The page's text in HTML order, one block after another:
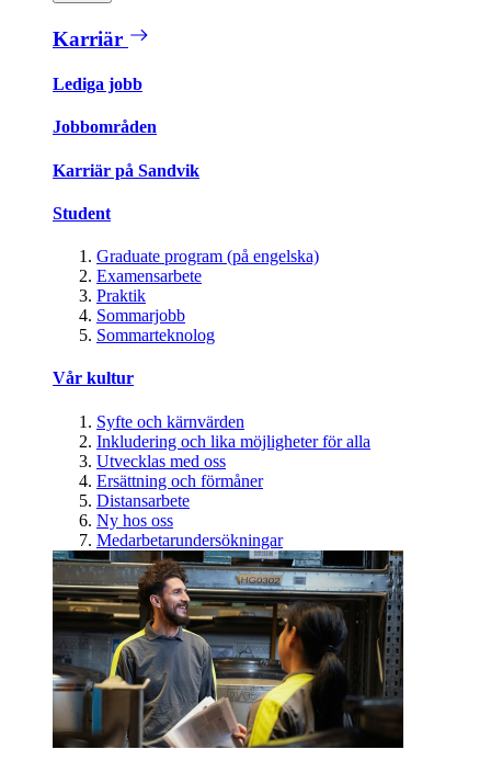
Karriär
Lediga jobb
Jobbområden
Karriär på Sandvik
Student
Graduate program (på engelska)
Examensarbete
Praktik
Sommarjobb
Sommarteknolog
Vår kultur
Syfte och kärnvärden
Inkludering och lika möjligheter för alla
Utvecklas med oss
Ersättning och förmåner
Distansarbete
Ny hos oss
Medarbetarundersökningar